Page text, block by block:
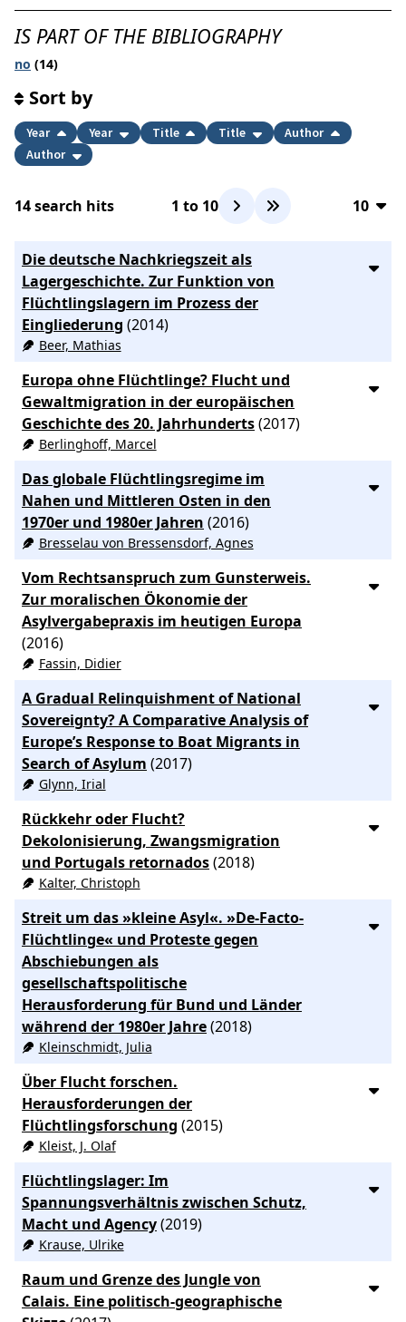
IS PART OF THE BIBLIOGRAPHY
no (14)
14search hits 1 to 10
10
20
Sort by
Year Year Title Title
Author
Author
Die deutsche Nachkriegszeit als
Lagergeschichte. Zur Funktion von
Flüchtlingslagern im Prozess der
Eingliederung (2014)
Beer, Mathias
Europa ohne Flüchtlinge? Flucht und
Gewaltmigration in der europäischen
Geschichte des 20. Jahrhunderts(2017)
Berlinghoff, Marcel
Das globale Flüchtlingsregime im
Nahen und Mittleren Osten in den
1970er und 1980er Jahren (2016)
Bresselau von Bressensdorf, Agnes
Vom Rechtsanspruch zum Gunsterweis.
Zur moralischen Ökonomie der
Asylvergabepraxis im heutigen Europa
(2016)
Fassin, Didier
A Gradual Relinquishment of National
Sovereignty? A Comparative Analysis of
Europe’s Response to Boat Migrants in
Search of Asylum (2017)
Glynn, Irial
Rückkehr oder Flucht?
Dekolonisierung, Zwangsmigration
und Portugals retornados(2018)
Kalter, Christoph
Streit um das »kleine Asyl«. »De-Facto-
Flüchtlinge« und Proteste gegen
Abschiebungen als
gesellschaftspolitische
Herausforderung für Bund und Länder
während der 1980er Jahre(2018)
Kleinschmidt, Julia
Über Flucht forschen.
Herausforderungen der
Flüchtlingsforschung (2015)
Kleist, J. Olaf
Flüchtlingslager: Im
Spannungsverhältnis zwischen Schutz,
Macht und Agency(2019)
Krause, Ulrike
Raum und Grenze des Jungle von
Calais. Eine politisch-geographische